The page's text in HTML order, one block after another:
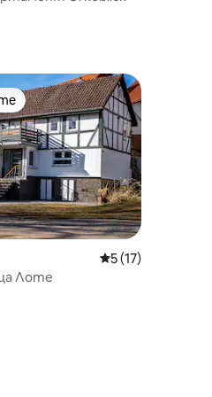
Средна оценка:
5 (17)
Лоте